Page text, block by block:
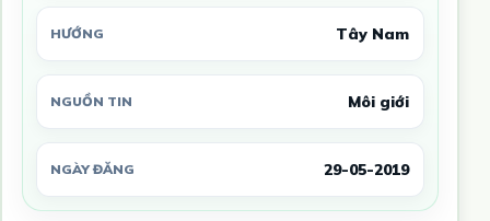
HƯỚNG Tây Nam
NGUỒN TIN Môi giới
NGÀY ĐĂNG 29-05-2019